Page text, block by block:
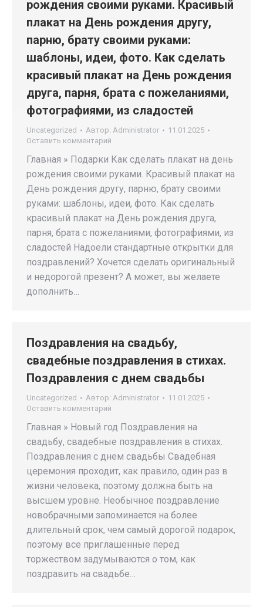
рождения своими руками. Красивый
плакат на День рождения другу,
парню, брату своими руками:
шаблоны, идеи, фото. Как сделать
красивый плакат на День рождения
друга, парня, брата с пожеланиями,
фотографиями, из сладостей
Uncategorized Автор: Administrator
11.01.2025
Оставить комментарий
Главная » Подарки Как сделать плакат на день
рождения своими руками. Красивый плакат на
День рождения другу, парню, брату своими
руками: шаблоны, идеи, фото. Как сделать
красивый плакат на День рождения друга,
парня, брата с пожеланиями, фотографиями, из
сладостей Надоели стандартные открытки для
поздравлений? Хочется сделать оригинальный
и недорогой презент? А может, вы желаете
дополнить…
Поздравления на свадьбу,
свадебные поздравления в стихах.
Поздравления с днем свадьбы
Uncategorized Автор: Administrator
11.01.2025
Оставить комментарий
Главная » Новый год Поздравления на
свадьбу, свадебные поздравления в стихах.
Поздравления с днем свадьбы Свадебная
церемония проходит, как правило, один раз в
жизни человека, поэтому должна быть на
высшем уровне. Необычное поздравление
новобрачными запоминается на более
длительный срок, чем самый дорогой подарок,
поэтому все приглашенные перед
торжеством задумываются о том, как
поздравить на свадьбе…